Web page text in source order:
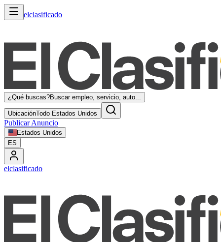
elclasificado
¿Qué buscas?Buscar empleo, servicio, auto...
UbicaciónTodo Estados Unidos
Publicar Anuncio
Estados Unidos
ES
elclasificado